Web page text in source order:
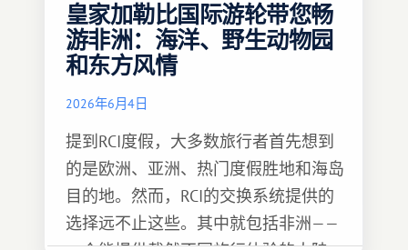
皇家加勒比国际游轮带您畅
游非洲：海洋、野生动物园
和东方风情
2026年6月4日
提到RCI度假，大多数旅行者首先想到
的是欧洲、亚洲、热门度假胜地和海岛
目的地。然而，RCI的交换系统提供的
选择远不止这些。其中就包括非洲——